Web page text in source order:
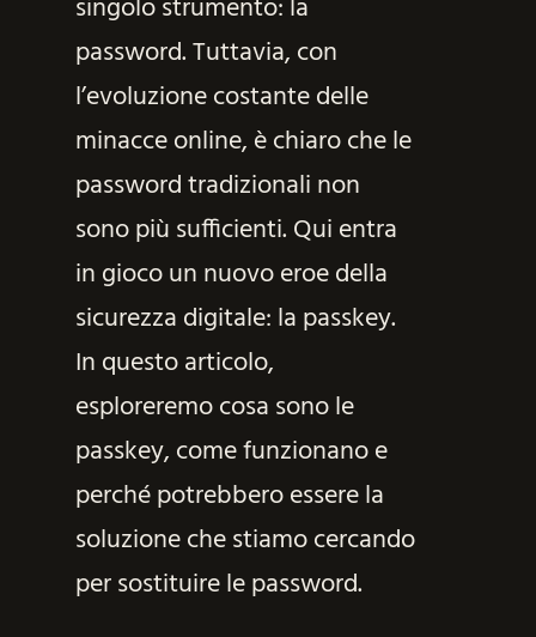
singolo strumento: la
password. Tuttavia, con
l’evoluzione costante delle
minacce online, è chiaro che le
password tradizionali non
sono più sufficienti. Qui entra
in gioco un nuovo eroe della
sicurezza digitale: la passkey.
In questo articolo,
esploreremo cosa sono le
passkey, come funzionano e
perché potrebbero essere la
soluzione che stiamo cercando
per sostituire le password.